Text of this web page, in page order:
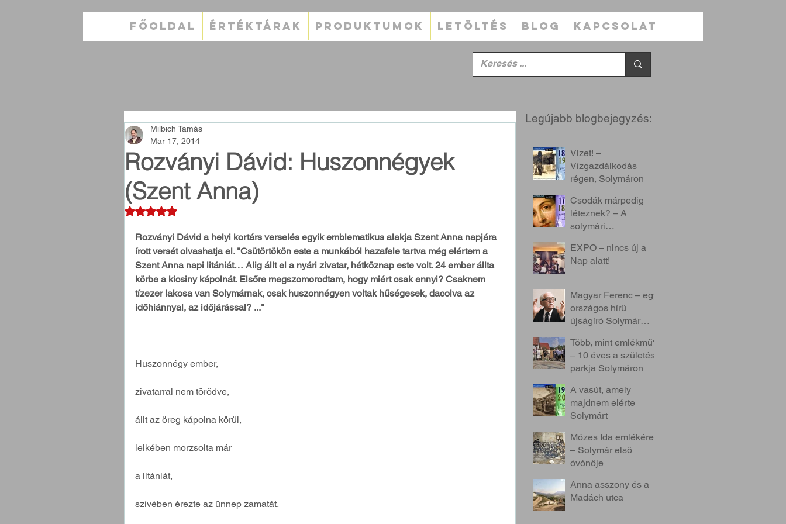
FŐOLDAL ÉRTÉKTÁRAK PRODUKTUMOK LETÖLTÉS BLOG KAPCSOLAT
Rozványi Dávid: Huszonnégyek
(Szent Anna)
Milbich Tamás
Mar 17, 2014
Rated NaN out of 5 stars.
Rozványi Dávid a helyi kortárs verselés egyik emblematikus alakja Szent Anna napjára
írott versét olvashatja el. "Csütörtökön este a munkából hazafele tartva még elértem a
Szent Anna napi litániát… Alig állt el a nyári zivatar, hétköznap este volt. 24 ember állta
körbe a kicsiny kápolnát. Elsőre megszomorodtam, hogy miért csak ennyi? Csaknem
tízezer lakosa van Solymárnak, csak huszonnégyen voltak hűségesek, dacolva az
időhiánnyal, az időjárással? ..."
Huszonnégy ember,
zivatarral nem törődve,
állt az öreg kápolna körül,
lelkében morzsolta már
a litániát,
szívében érezte az ünnep zamatát.
Legújabb blogbejegyzés:
Vizet! –
Vízgazdálkodás
régen, Solymáron
Csodák márpedig
léteznek? – A
solymári
EXPO – nincs új a
Nap alatt!
Magyar Ferenc – egy
országos hírű
újságíró Solymár
Több, mint emlékmű?
– 10 éves a születés
parkja Solymáron
A vasút, amely
majdnem elérte
Solymárt
Mózes Ida emlékére
– Solymár első
óvónője
Anna asszony és a
Madách utca